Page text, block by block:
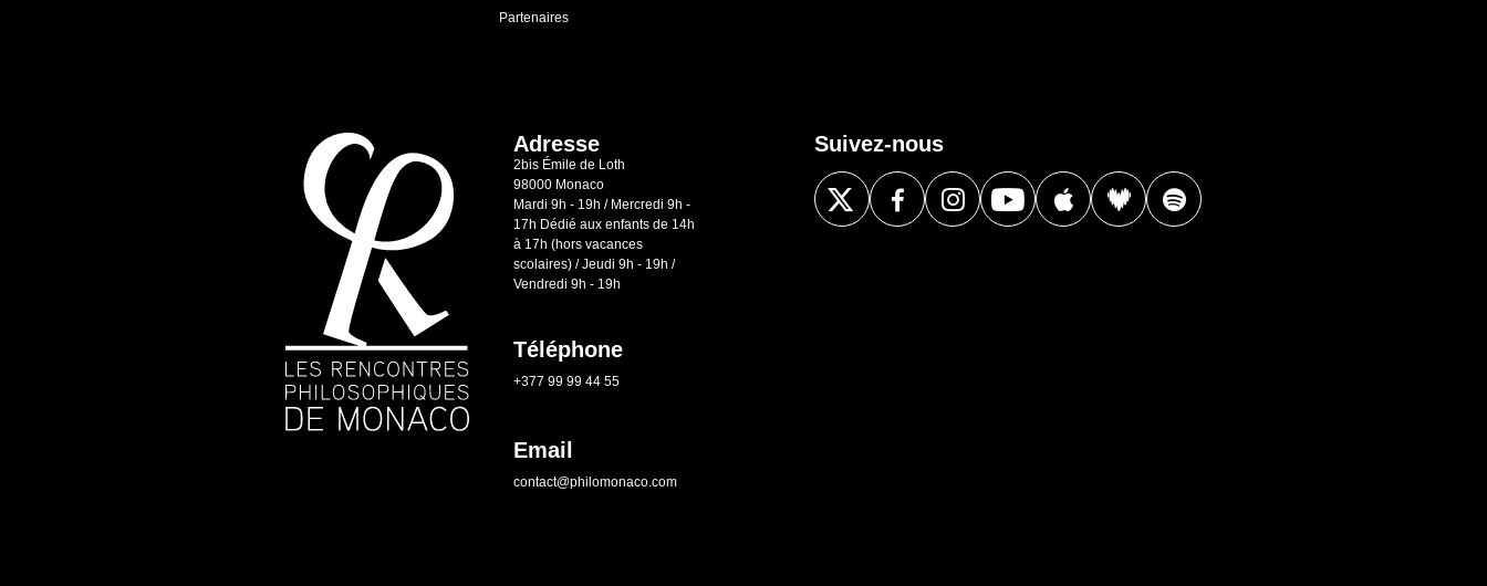
Partenaires
Adresse
2bis Émile de Loth
98000 Monaco
Mardi 9h - 19h / Mercredi 9h -
17h Dédié aux enfants de 14h
à 17h (hors vacances
scolaires) / Jeudi 9h - 19h /
Vendredi 9h - 19h
Téléphone
+377 99 99 44 55
Email
contact@philomonaco.com
Suivez-nous